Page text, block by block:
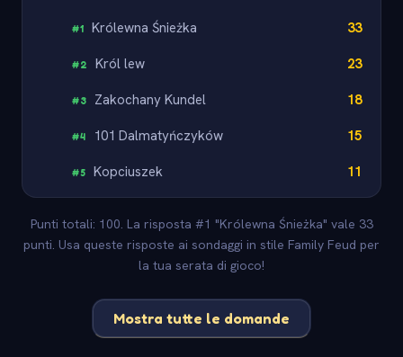
#1 Królewna Śnieżka 33
#2 Król lew 23
#3 Zakochany Kundel 18
#4 101 Dalmatyńczyków 15
#5 Kopciuszek 11
Punti totali: 100. La risposta #1 "Królewna Śnieżka" vale 33
punti. Usa queste risposte ai sondaggi in stile Family Feud per
la tua serata di gioco!
Mostra tutte le domande